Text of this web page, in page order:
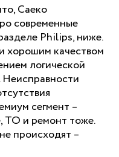
Саеко
современные
Philips, ниже.
хорошим качеством
логической
сегмент –
ТО и ремонт тоже.
происходят –